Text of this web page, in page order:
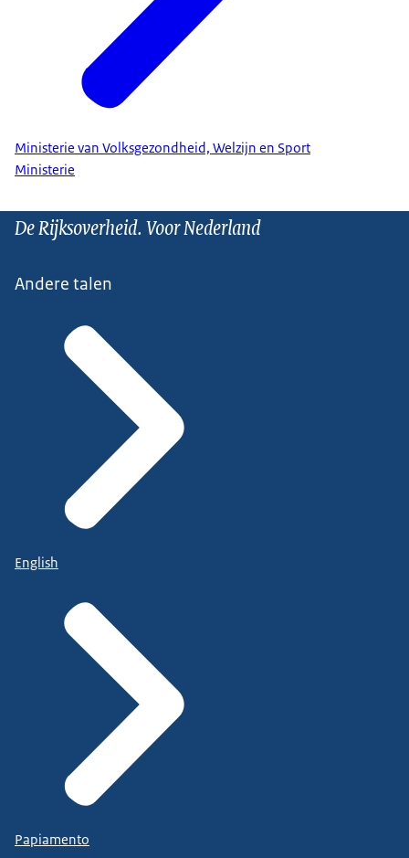
Ministerie van Volksgezondheid, Welzijn en Sport
Ministerie
De Rijksoverheid. Voor Nederland
Andere talen
English
Papiamento